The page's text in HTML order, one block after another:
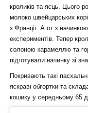
кроликів та яєць. Цього
молоко швейцарських
з Франції. А от з
експериментів. Тепер
солоною карамеллю та
підготували начинку зі
Покривають такі
яскраві обгортки та
кошику у середньому 65